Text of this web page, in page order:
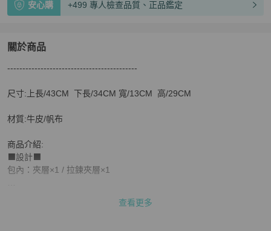
安心購 +499 專人檢查品質、正品鑑定
關於商品
關於🌺暑期降價🌺快閃甜價只到7/19‼️㊣✨PRADA✨普拉達
-------------------------------------------
尺寸:上長/43CM  下長/34CM 寬/13CM  高/29CM
材質:牛皮/帆布
商品介紹:
⬛設計⬛
包內：夾層×1 / 拉鍊夾層×1
背、斜側背三用高CP值，A4可放，迷彩系列帶有粗曠水洗感，故意
查看更多